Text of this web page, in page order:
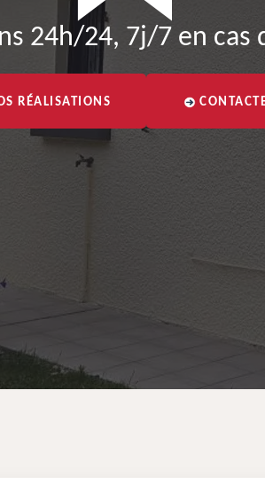
24h/24, 7j/7 en cas
RÉALISATIONS